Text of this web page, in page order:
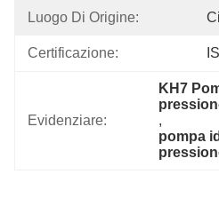
Luogo Di Origine:
Certificazione:
Evidenziare:
KH7
,
pompa